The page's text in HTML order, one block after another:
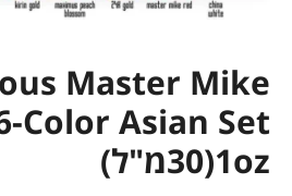
Master Mike
Color Asian Set
1oz(30מ"ל)